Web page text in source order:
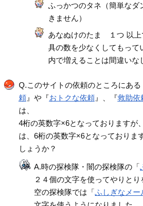
ふっかつのタネ（簡単なダ
きません）
あなぬけのたま １つ 以上
具の数を少なくしてもって
内で増えることは間違いな
Q.このサイトの依頼のところにある
頼』や『おトクな依頼』、『救助依
は、
4桁の英数字×6となっておりますが
は、6桁の英数字×6となっておりま
しょうか？
A.時の探検隊・闇の探検隊の「
２４個の文字を使ってやりとり
空の探検隊では「ふしぎなメー